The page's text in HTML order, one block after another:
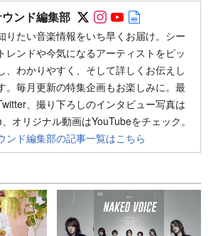
ンド編集部 Follow on SNS
Follow on SNS
Follow on
りたい音楽情報をいち早くお届け。シー
レンドや今気になるアーティストをピッ
、わかりやすく、そして詳しくお伝えし
。毎月更新の特集企画もお楽しみに。最
、撮り下ろしのインタビュー写真は
オリジナル動画はYouTubeをチェック。
ンド編集部の記事一覧はこちら